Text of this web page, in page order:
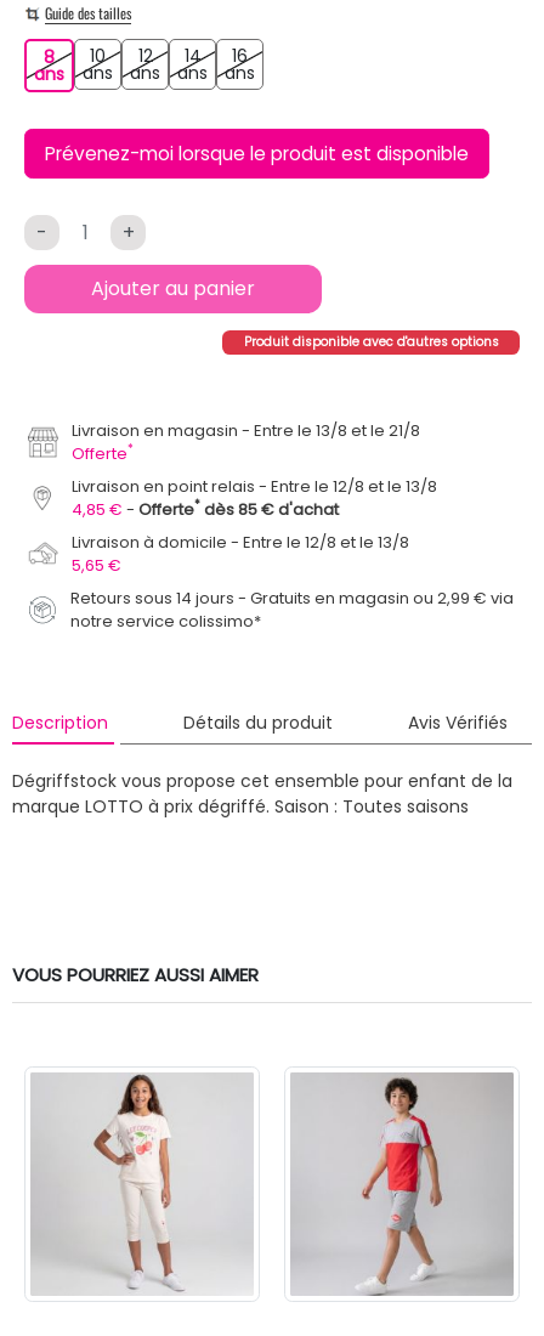
Guide des tailles
8
ans8 ans
10
ans 10 ans
12
ans 12 ans
14
ans 14 ans
16
ans
Prévenez-moi lorsque le produit est disponible
- +
Ajouter au panier
Produit disponible avec d'autres options
Livraison en magasin
Entre le 13/8 et le 21/8
Offerte*
Livraison en point relais
Entre le 12/8 et le 13/8
4,85 €
Offerte* dès 85 € d'achat
Livraison à domicile
Entre le 12/8 et le 13/8
5,65 €
Retours sous 14 jours - Gratuits en magasin ou 2,99 € via
notre service colissimo*
Description Détails du produit Avis Vérifiés
Dégriffstock vous propose cet ensemble pour enfant de la
marque LOTTO à prix dégriffé. Saison : Toutes saisons
VOUS POURRIEZ AUSSI AIMER